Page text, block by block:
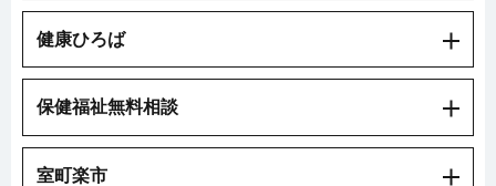
健康ひろば
保健福祉無料相談
室町楽市